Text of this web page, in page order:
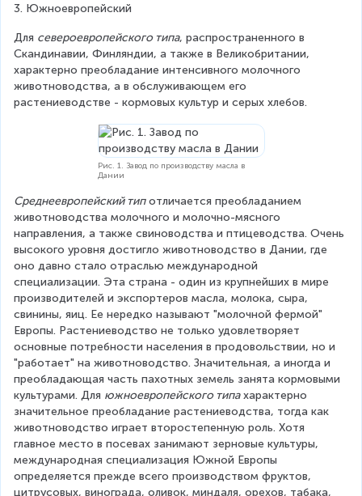
3. Южноевропейский
Для североевропейского типа, распространенного в
Скандинавии, Финляндии, а также в Великобритании,
характерно преобладание интенсивного молочного
животноводства, а в обслуживающем его
растениеводстве - кормовых культур и серых хлебов.
Рис. 1. Завод по производству масла в
Дании
Среднеевропейский тип отличается преобладанием
животноводства молочного и молочно-мясного
направления, а также свиноводства и птицеводства. Очень
высокого уровня достигло животноводство в Дании, где
оно давно стало отраслью международной
специализации. Эта страна - один из крупнейших в мире
производителей и экспортеров масла, молока, сыра,
свинины, яиц. Ее нередко называют "молочной фермой"
Европы. Растениеводство не только удовлетворяет
основные потребности населения в продовольствии, но и
"работает" на животноводство. Значительная, а иногда и
преобладающая часть пахотных земель занята кормовыми
культурами. Для южноевропейского типа характерно
значительное преобладание растениеводства, тогда как
животноводство играет второстепенную роль. Хотя
главное место в посевах занимают зерновые культуры,
международная специализация Южной Европы
определяется прежде всего производством фруктов,
цитрусовых, винограда, оливок, миндаля, орехов, табака,